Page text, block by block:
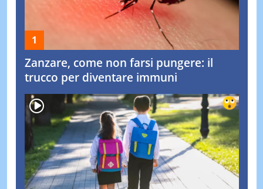
Zanzare, come non farsi pungere: il
trucco per diventare immuni